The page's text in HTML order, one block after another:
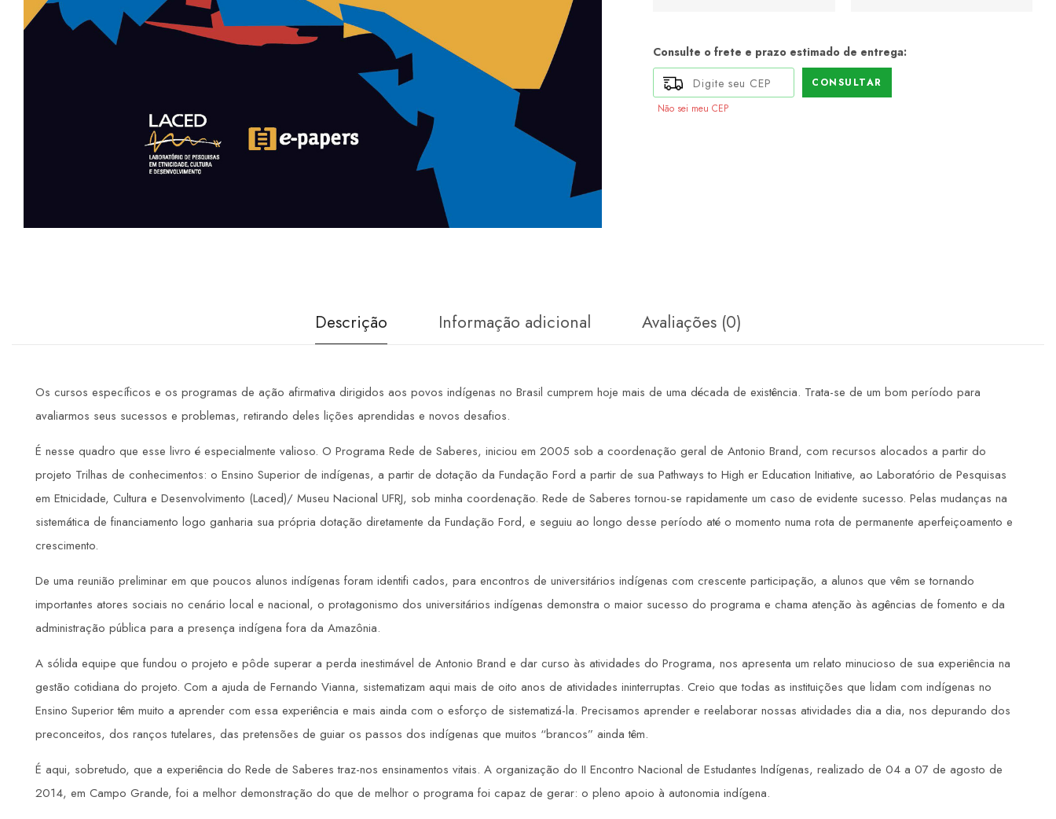
Consulte o frete e prazo estimado de entrega:
CONSULTAR
Não sei meu CEP
Descrição Informação adicional Avaliações (0)
Os cursos específicos e os programas de ação afirmativa dirigidos aos povos indígenas no Brasil cumprem hoje mais de uma década de existência. Trata-se de um bom período para
avaliarmos seus sucessos e problemas, retirando deles lições aprendidas e novos desafios.
É nesse quadro que esse livro é especialmente valioso. O Programa Rede de Saberes, iniciou em 2005 sob a coordenação geral de Antonio Brand, com recursos alocados a partir do
projeto Trilhas de conhecimentos: o Ensino Superior de indígenas, a partir de dotação da Fundação Ford a partir de sua Pathways to High er Education Initiative, ao Laboratório de Pesquisas
em Etnicidade, Cultura e Desenvolvimento (Laced)/ Museu Nacional UFRJ, sob minha coordenação. Rede de Saberes tornou-se rapidamente um caso de evidente sucesso. Pelas mudanças na
sistemática de financiamento logo ganharia sua própria dotação diretamente da Fundação Ford, e seguiu ao longo desse período até o momento numa rota de permanente aperfeiçoamento e
crescimento.
De uma reunião preliminar em que poucos alunos indígenas foram identifi cados, para encontros de universitários indígenas com crescente participação, a alunos que vêm se tornando
importantes atores sociais no cenário local e nacional, o protagonismo dos universitários indígenas demonstra o maior sucesso do programa e chama atenção às agências de fomento e da
administração pública para a presença indígena fora da Amazônia.
A sólida equipe que fundou o projeto e pôde superar a perda inestimável de Antonio Brand e dar curso às atividades do Programa, nos apresenta um relato minucioso de sua experiência na
gestão cotidiana do projeto. Com a ajuda de Fernando Vianna, sistematizam aqui mais de oito anos de atividades ininterruptas. Creio que todas as instituições que lidam com indígenas no
Ensino Superior têm muito a aprender com essa experiência e mais ainda com o esforço de sistematizá-la. Precisamos aprender e reelaborar nossas atividades dia a dia, nos depurando dos
preconceitos, dos ranços tutelares, das pretensões de guiar os passos dos indígenas que muitos “brancos” ainda têm.
É aqui, sobretudo, que a experiência do Rede de Saberes traz-nos ensinamentos vitais. A organização do II Encontro Nacional de Estudantes Indígenas, realizado de 04 a 07 de agosto de
2014, em Campo Grande, foi a melhor demonstração do que de melhor o programa foi capaz de gerar: o pleno apoio à autonomia indígena.